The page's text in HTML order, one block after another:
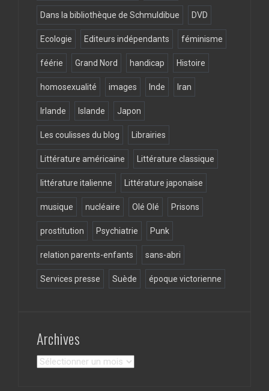
Dans la bibliothèque de Schmuldibue DVD
Ecologie Editeurs indépendants féminisme
féérie Grand Nord handicap Histoire
homosexualité images Inde Iran
Irlande Islande Japon
Les coulisses du blog Librairies
Littérature américaine Littérature classique
littérature italienne Littérature japonaise
musique nucléaire Olé Olé Prisons
prostitution Psychiatrie Punk
relation parents-enfants sans-abri
Services presse Suède époque victorienne
Archives
Archives